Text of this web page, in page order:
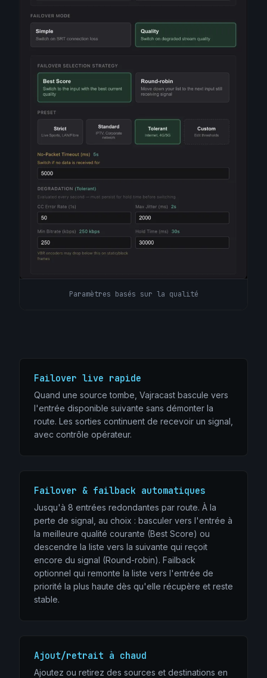
Paramètres basés sur la qualité
Failover live rapide
Quand une source tombe, Vajracast bascule vers
l'entrée disponible suivante sans démonter la
route. Les sorties continuent de recevoir un signal,
avec contrôle opérateur.
Failover & failback automatiques
Jusqu'à 8 entrées redondantes par route. À la
perte de signal, au choix : basculer vers l'entrée à
la meilleure qualité courante (Best Score) ou
descendre la liste vers la suivante qui reçoit
encore du signal (Round-robin). Failback
optionnel qui remonte la liste vers l'entrée de
priorité la plus haute dès qu'elle récupère et reste
stable.
Ajout/retrait à chaud
Ajoutez ou retirez des sources et destinations en